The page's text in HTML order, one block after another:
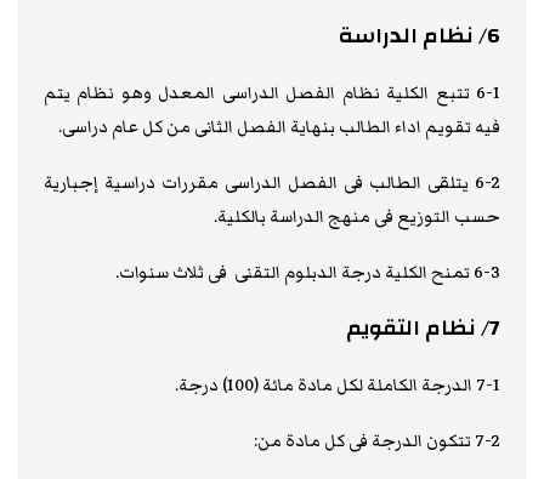
6/ نظام الدراسة
6-1 تتبع الكلية نظام الفصل الدراسى المعدل وهو نظام يتم
فيه تقويم اداء الطالب بنهاية الفصل الثانى من كل عام دراسى.
6-2 يتلقى الطالب فى الفصل الدراسى مقررات دراسية إجبارية
حسب التوزيع فى منهج الدراسة بالكلية.
6-3 تمنح الكلية درجة الدبلوم التقنى فى ثلاث سنوات.
7/ نظام التقويم
7-1 الدرجة الكاملة لكل مادة مائة (100) درجة.
7-2 تتكون الدرجة فى كل مادة من: